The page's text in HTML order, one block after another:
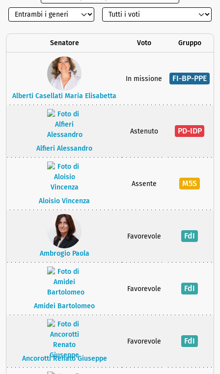
Senatore Voto Gruppo
Alberti Casellati Maria Elisabetta
In missione FI-BP-PPE
Alfieri Alessandro
Astenuto PD-IDP
Aloisio Vincenza
Assente M5S
Ambrogio Paola
Favorevole FdI
Amidei Bartolomeo
Favorevole FdI
Ancorotti Renato Giuseppe
Favorevole FdI